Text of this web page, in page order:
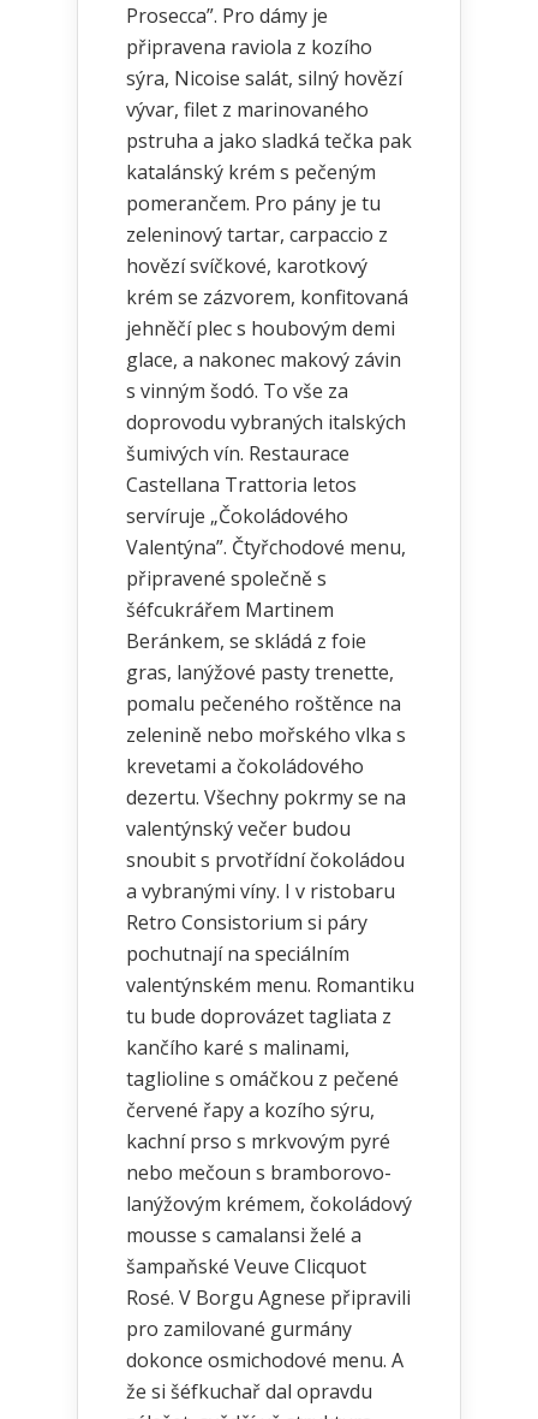
Prosecca”. Pro dámy je
připravena raviola z kozího
sýra, Nicoise salát, silný hovězí
vývar, filet z marinovaného
pstruha a jako sladká tečka pak
katalánský krém s pečeným
pomerančem. Pro pány je tu
zeleninový tartar, carpaccio z
hovězí svíčkové, karotkový
krém se zázvorem, konfitovaná
jehněčí plec s houbovým demi
glace, a nakonec makový závin
s vinným šodó. To vše za
doprovodu vybraných italských
šumivých vín. Restaurace
Castellana Trattoria letos
servíruje „Čokoládového
Valentýna”. Čtyřchodové menu,
připravené společně s
šéfcukrářem Martinem
Beránkem, se skládá z foie
gras, lanýžové pasty trenette,
pomalu pečeného roštěnce na
zelenině nebo mořského vlka s
krevetami a čokoládového
dezertu. Všechny pokrmy se na
valentýnský večer budou
snoubit s prvotřídní čokoládou
a vybranými víny. I v ristobaru
Retro Consistorium si páry
pochutnají na speciálním
valentýnském menu. Romantiku
tu bude doprovázet tagliata z
kančího karé s malinami,
taglioline s omáčkou z pečené
červené řapy a kozího sýru,
kachní prso s mrkvovým pyré
nebo mečoun s bramborovo-
lanýžovým krémem, čokoládový
mousse s camalansi želé a
šampaňské Veuve Clicquot
Rosé. V Borgu Agnese připravili
pro zamilované gurmány
dokonce osmichodové menu. A
že si šéfkuchař dal opravdu